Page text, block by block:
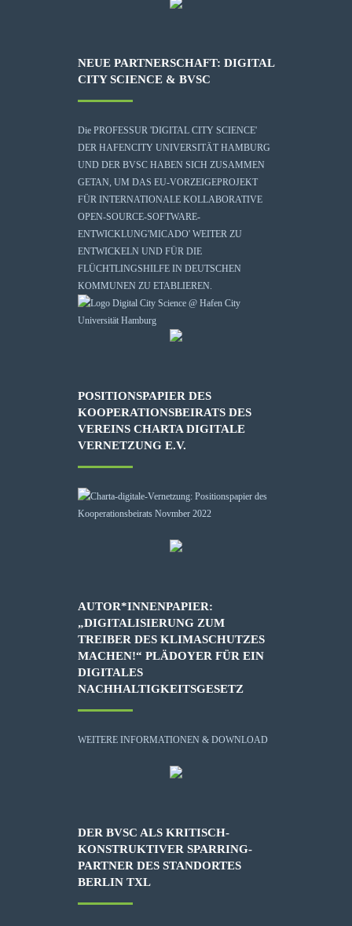
NEUE PARTNERSCHAFT: DIGITAL
CITY SCIENCE & BVSC
Die PROFESSUR 'DIGITAL CITY SCIENCE'
DER HAFENCITY UNIVERSITÄT HAMBURG
UND DER BVSC HABEN SICH ZUSAMMEN
GETAN, UM DAS EU-VORZEIGEPROJEKT
FÜR INTERNATIONALE KOLLABORATIVE
OPEN-SOURCE-SOFTWARE-
ENTWICKLUNG'MICADO' WEITER ZU
ENTWICKELN UND FÜR DIE
FLÜCHTLINGSHILFE IN DEUTSCHEN
KOMMUNEN ZU ETABLIEREN.
POSITIONSPAPIER DES
KOOPERATIONSBEIRATS DES
VEREINS CHARTA DIGITALE
VERNETZUNG E.V.
AUTOR*INNENPAPIER:
„DIGITALISIERUNG ZUM
TREIBER DES KLIMASCHUTZES
MACHEN!“ PLÄDOYER FÜR EIN
DIGITALES
NACHHALTIGKEITSGESETZ
WEITERE INFORMATIONEN & DOWNLOAD
DER BVSC ALS KRITISCH-
KONSTRUKTIVER SPARRING-
PARTNER DES STANDORTES
BERLIN TXL